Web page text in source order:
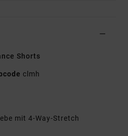
Shorts
clmh
mit 4-Way-Stretch